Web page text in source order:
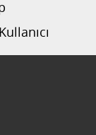
Kullanıcı